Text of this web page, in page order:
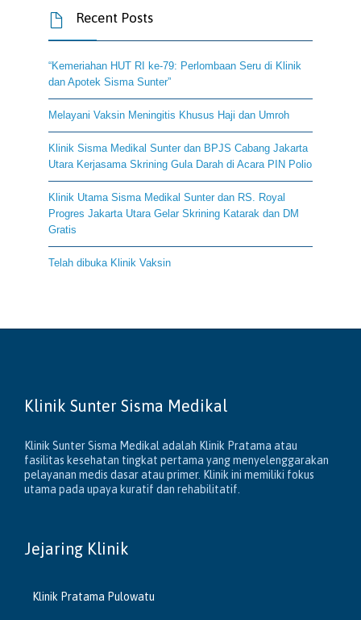
 Recent Posts
“Kemeriahan HUT RI ke-79: Perlombaan Seru di Klinik
dan Apotek Sisma Sunter”
Melayani Vaksin Meningitis Khusus Haji dan Umroh
Klinik Sisma Medikal Sunter dan BPJS Cabang Jakarta
Utara Kerjasama Skrining Gula Darah di Acara PIN Polio
Klinik Utama Sisma Medikal Sunter dan RS. Royal
Progres Jakarta Utara Gelar Skrining Katarak dan DM
Gratis
Telah dibuka Klinik Vaksin
Klinik Sunter Sisma Medikal
Klinik Sunter Sisma Medikal adalah Klinik Pratama atau
fasilitas kesehatan tingkat pertama yang menyelenggarakan
pelayanan medis dasar atau primer. Klinik ini memiliki fokus
utama pada upaya kuratif dan rehabilitatif.
Jejaring Klinik
Klinik Pratama Pulowatu